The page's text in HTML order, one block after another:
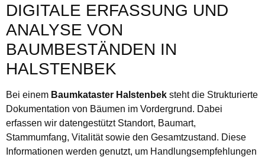
DIGITALE ERFASSUNG UND
ANALYSE VON
BAUMBESTÄNDEN IN
HALSTENBEK
Bei einem Baumkataster Halstenbek steht die Strukturierte
Dokumentation von Bäumen im Vordergrund. Dabei
erfassen wir datengestützt Standort, Baumart,
Stammumfang, Vitalität sowie den Gesamtzustand. Diese
Informationen werden genutzt, um Handlungsempfehlungen